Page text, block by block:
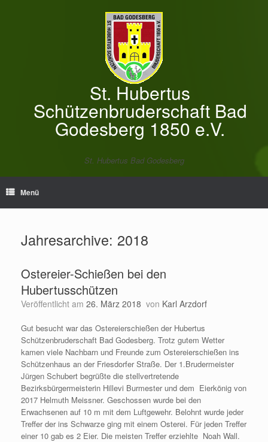
St. Hubertus
Schützenbruderschaft Bad
Godesberg 1850 e.V.
St. Hubertus Bad Godesberg
Menü
Jahresarchive: 2018
Ostereier-Schießen bei den
Hubertusschützen
Veröffentlicht am 26. März 2018 von Karl Arzdorf
Gut besucht war das Ostereierschießen der Hubertus
Schützenbruderschaft Bad Godesberg. Trotz gutem Wetter
kamen viele Nachbarn und Freunde zum Ostereierschießen ins
Schützenhaus an der Friesdorfer Straße. Der 1.Brudermeister
Jürgen Schubert begrüßte die stellvertretende
Bezirksbürgermeisterin Hillevi Burmester und dem Eierkönig von
2017 Helmuth Meissner. Geschossen wurde bei den
Erwachsenen auf 10 m mit dem Luftgewehr. Belohnt wurde jeder
Treffer der ins Schwarze ging mit einem Osterei. Für jeden Treffer
einer 10 gab es 2 Eier. Die meisten Treffer erziehlte Noah Wall.